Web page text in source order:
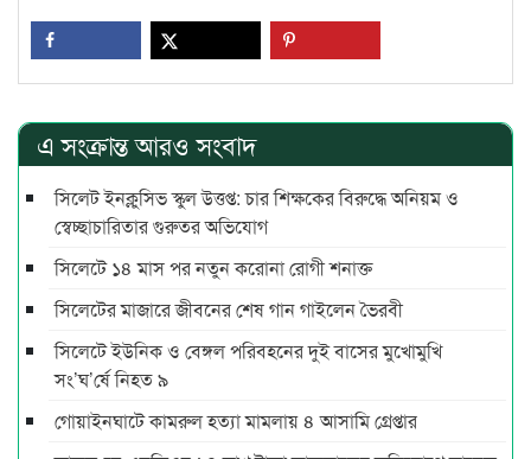
এ সংক্রান্ত আরও সংবাদ
সিলেট ইনক্লুসিভ স্কুল উত্তপ্ত: চার শিক্ষকের বিরুদ্ধে অনিয়ম ও
স্বেচ্ছাচারিতার গুরুতর অভিযোগ
সিলেটে ১৪ মাস পর নতুন করোনা রোগী শনাক্ত
সিলেটের মাজারে জীবনের শেষ গান গাইলেন ভৈরবী
সিলেটে ইউনিক ও বেঙ্গল পরিবহনের দুই বাসের মুখোমুখি
সং’ঘ’র্ষে নিহত ৯
গোয়াইনঘাটে কামরুল হত্যা মামলায় ৪ আসামি গ্রেপ্তার